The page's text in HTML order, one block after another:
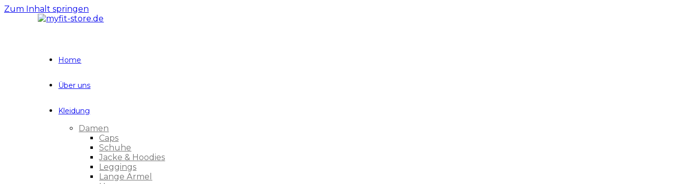
Zum Inhalt springen
Home
Über uns
Kleidung
Damen
Caps
Schuhe
Jacke & Hoodies
Leggings
Lange Ärmel